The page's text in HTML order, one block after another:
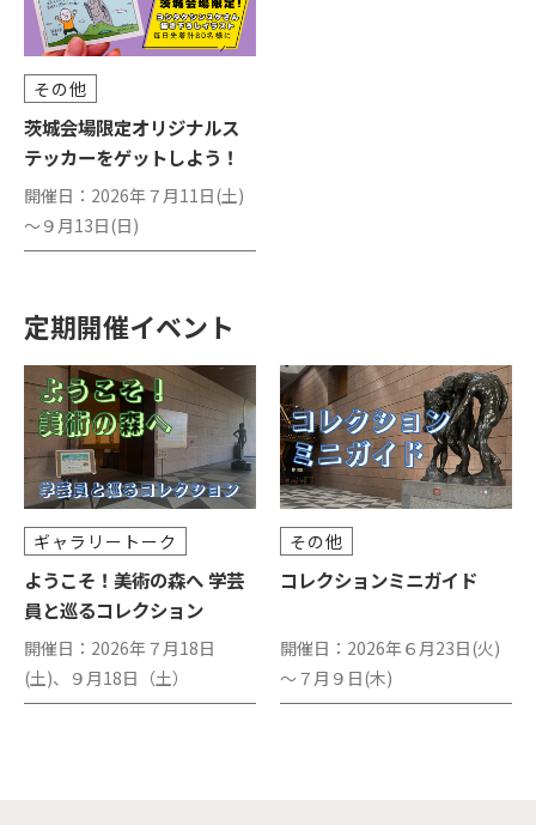
その他
茨城会場限定オリジナルス
テッカーをゲットしよう！
開催日： 2026年７月11日(土)
～９月13日(日)
定期開催イベント
ギャラリートーク
ようこそ！美術の森へ 学芸
員と巡るコレクション
開催日： 2026年７月18日
(土)、９月18日（土）
その他
コレクションミニガイド
開催日： 2026年６月23日(火)
～７月９日(木)